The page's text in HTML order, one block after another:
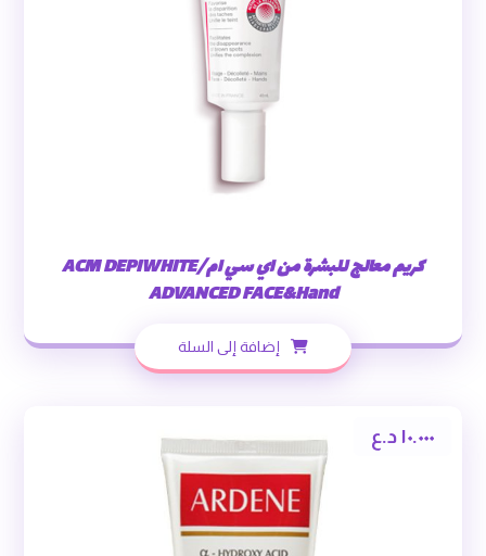
كريم معالج للبشرة من اي سي ام/ACM DEPIWHITE
ADVANCED FACE&Hand
إضافة إلى السلة
١٠.٠٠٠ د.ع